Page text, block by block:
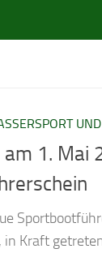
am 1. Mai
in Kraft